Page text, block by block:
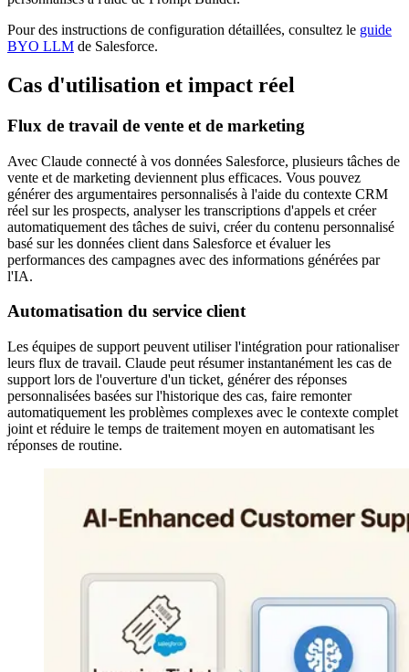
Pour des instructions de configuration détaillées, consultez le guide
BYO LLM de Salesforce.
Cas d'utilisation et impact réel
Flux de travail de vente et de marketing
Avec Claude connecté à vos données Salesforce, plusieurs tâches de
vente et de marketing deviennent plus efficaces. Vous pouvez
générer des argumentaires personnalisés à l'aide du contexte CRM
réel sur les prospects, analyser les transcriptions d'appels et créer
automatiquement des tâches de suivi, créer du contenu personnalisé
basé sur les données client dans Salesforce et évaluer les
performances des campagnes avec des informations générées par
l'IA.
Automatisation du service client
Les équipes de support peuvent utiliser l'intégration pour rationaliser
leurs flux de travail. Claude peut résumer instantanément les cas de
support lors de l'ouverture d'un ticket, générer des réponses
personnalisées basées sur l'historique des cas, faire remonter
automatiquement les problèmes complexes avec le contexte complet
joint et réduire le temps de traitement moyen en automatisant les
réponses de routine.